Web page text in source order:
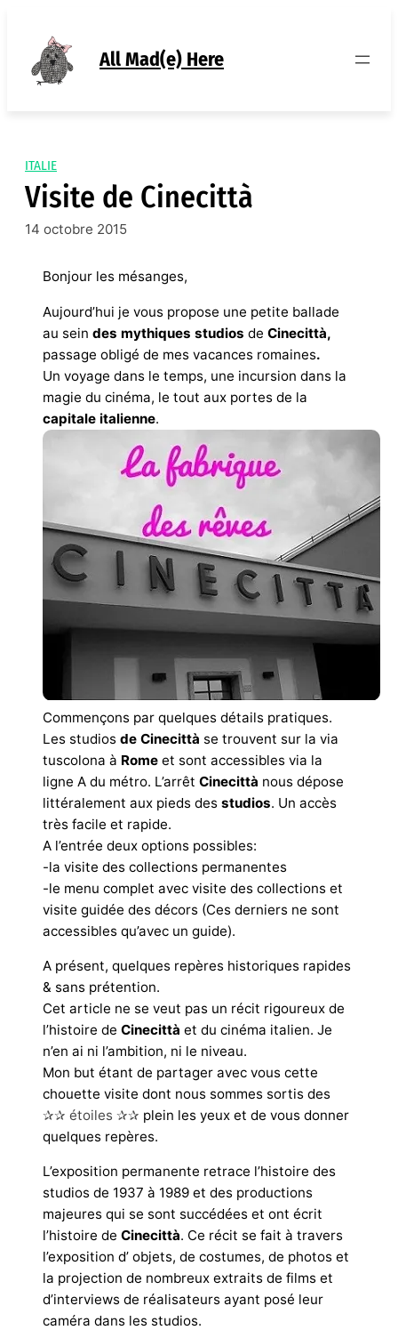
contenu
All Mad(e) Here
ITALIE
Visite de Cinecittà
14 octobre 2015
Bonjour les mésanges,
Aujourd’hui je vous propose une petite ballade
au sein des mythiques studios de Cinecittà,
passage obligé de mes vacances romaines.
Un voyage dans le temps, une incursion dans la
magie du cinéma, le tout aux portes de la
capitale italienne.
Commençons par quelques détails pratiques.
Les studios de Cinecittà se trouvent sur la via
tuscolona à Rome et sont accessibles via la
ligne A du métro. L’arrêt Cinecittà nous dépose
littéralement aux pieds des studios. Un accès
très facile et rapide.
A l’entrée deux options possibles:
-la visite des collections permanentes
-le menu complet avec visite des collections et
visite guidée des décors (Ces derniers ne sont
accessibles qu’avec un guide).
A présent, quelques repères historiques rapides
& sans prétention.
Cet article ne se veut pas un récit rigoureux de
l’histoire de Cinecittà et du cinéma italien. Je
n’en ai ni l’ambition, ni le niveau.
Mon but étant de partager avec vous cette
chouette visite dont nous sommes sortis des
✰✰ étoiles ✰✰ plein les yeux et de vous donner
quelques repères.
L’exposition permanente retrace l’histoire des
studios de 1937 à 1989 et des productions
majeures qui se sont succédées et ont écrit
l’histoire de Cinecittà. Ce récit se fait à travers
l’exposition d’ objets, de costumes, de photos et
la projection de nombreux extraits de films et
d’interviews de réalisateurs ayant posé leur
caméra dans les studios.